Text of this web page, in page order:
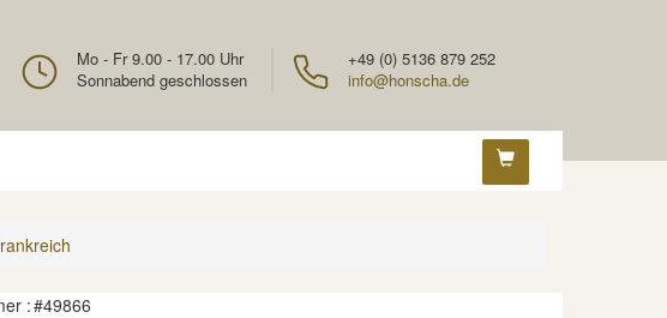
+49 (0) 5136 879 252
info@honscha.de
Mo - Fr 9.00 - 17.00 Uhr
Sonnabend geschlossen
:#49866